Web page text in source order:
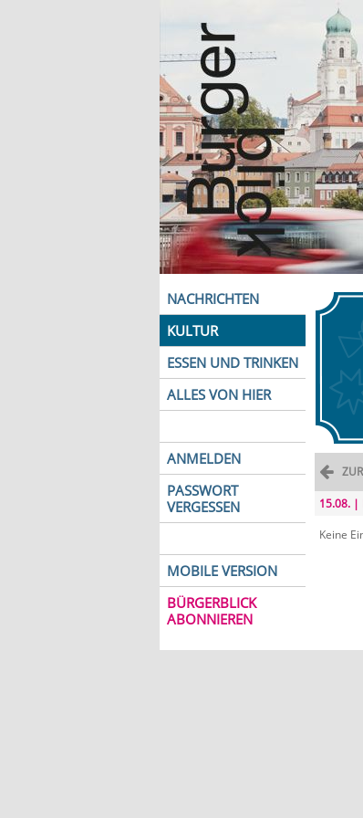
NACHRICHTEN
KULTUR
ESSEN UND TRINKEN
ALLES VON HIER
ANMELDEN
PASSWORT
VERGESSEN
MOBILE VERSION
BÜRGERBLICK
ABONNIEREN
15.08. |
Keine